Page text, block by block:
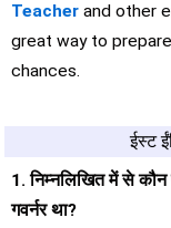
Teacher and other
great way to
chances.
ईस्ट
1. निम्नलिखित में से कौन
गवर्नर था?